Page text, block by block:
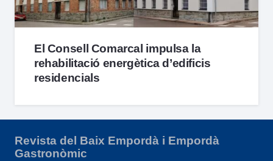
El Consell Comarcal impulsa la
rehabilitació energètica d’edificis
residencials
Revista del Baix Empordà i Empordà
Gastronòmic